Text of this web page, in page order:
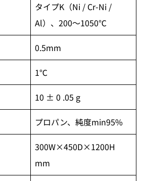
タイプK（Ni / Cr-Ni /
Al）、200〜1050℃
0.5mm
1℃
10 ± 0 .05 g
プロパン、純度min95%
300W×450D×1200H
mm